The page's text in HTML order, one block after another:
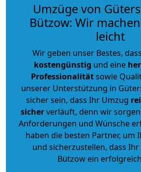
Umzüge von
Bützow: Wir
leicht
Wir geben unser Bestes,
kostengünstig und eine
Professionalitätsowie
unserer Unterstützung in
sicher sein, dass Ihr Umzug
sicherverläuft, denn wir
Anforderungen und Wünsche
haben die besten Partner, um
und sicherzustellen, dass
Bützow ein